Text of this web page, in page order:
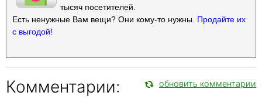
тысяч посетителей.
Есть ненужные Вам вещи? Они кому-то нужны. Продайте их
с выгодой!
Комментарии: обновить комментарии